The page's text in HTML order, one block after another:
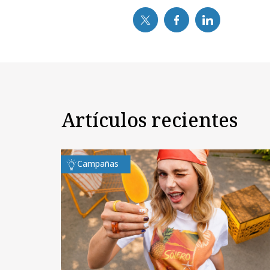
Artículos recientes
Campañas